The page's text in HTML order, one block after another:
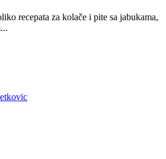
recepata za kolače i pite sa jabukama,